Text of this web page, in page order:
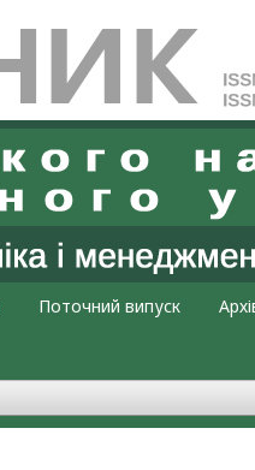
Поточний випуск